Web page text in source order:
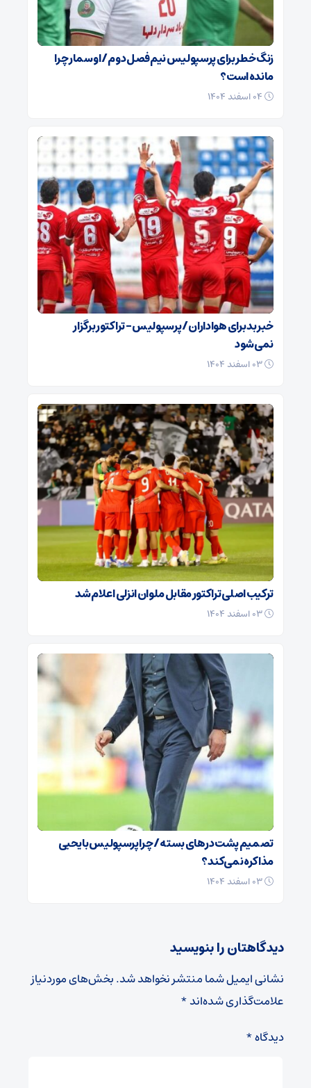
زنگ خطر برای پرسپولیس نیم‌فصل دوم / اوسمار چرا
مانده است؟
خبر بد برای هواداران / پرسپولیس – تراکتور برگزار
نمی‌شود
ترکیب اصلی تراکتور مقابل ملوان انزلی اعلام شد
تصمیم پشت در‌های بسته / چرا پرسپولیس با یحیی
مذاکره نمی‌کند؟
دیدگاهتان را بنویسید
نشانی ایمیل شما منتشر نخواهد شد.بخش‌های موردنیاز
علامت‌گذاری شده‌اند*
دیدگاه*